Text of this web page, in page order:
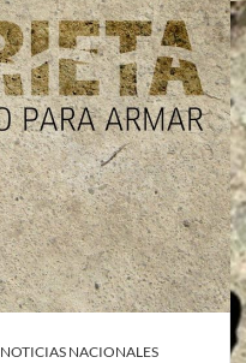
NOTICIAS NACIONALES